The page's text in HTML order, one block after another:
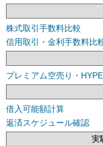
株式取引手数料比較
信用取引・金利手数料比
プレミアム空売り・
借入可能額計算
返済スケジュール確認
実